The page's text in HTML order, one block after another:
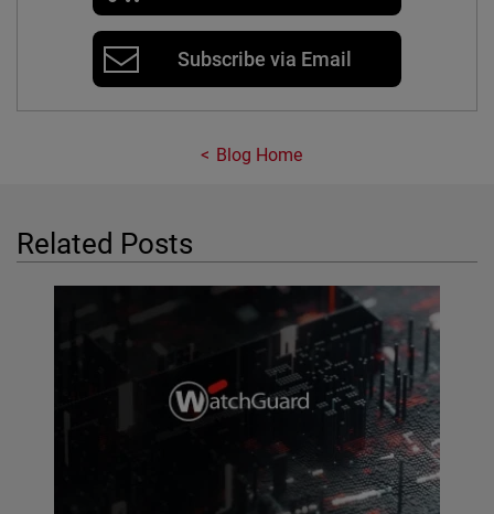
Subscribe via Email
Blog Home
Related Posts